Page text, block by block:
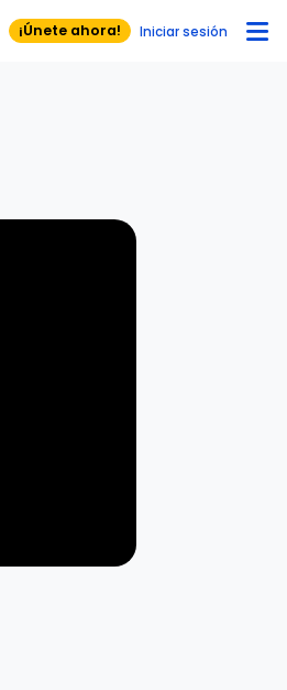
¡Únete ahora! Iniciar sesión